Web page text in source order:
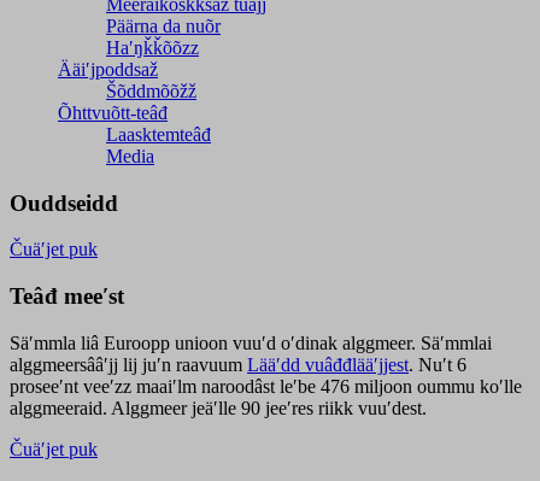
Meeraikõskksaž tuâjj
Päärna da nuõr
Haʹŋǩǩõõzz
Ääiʹjpoddsaž
Šõddmõõžž
Õhttvuõtt-teâđ
Laasktemteâđ
Media
Ouddseidd
Čuäʹjet puk
Teâđ meeʹst
Säʹmmla liâ Euroopp unioon vuuʹd oʹdinak alggmeer. Säʹmmlai
alggmeersââʹjj lij juʹn raavuum Lääʹdd vuâđđlääʹjjest. Nuʹt 6
proseeʹnt veeʹzz maaiʹlm naroodâst leʹbe 476 miljoon oummu koʹlle
alggmeeraid. Alggmeer jeäʹlle 90 jeeʹres riikk vuuʹdest.
Čuäʹjet puk